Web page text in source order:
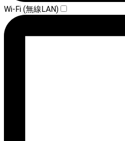
Wi-Fi (無線LAN)